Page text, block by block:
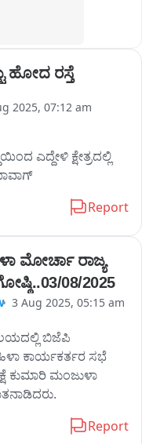
ಹೋದ ರಸ್ತೆ
2025, 07:12 am
ಎದ್ದೇಳಿ ಕ್ಷೇತ್ರದಲ್ಲಿ
Report
ಮೋರ್ಚಾ ರಾಜ್ಯ
08/2025
3 Aug 2025, 05:15 am
ಬಿಜೆಪಿ
ಕಾರ್ಯಕರ್ತರ ಸಭೆ
ಕುಮಾರಿ ಮಂಜುಳಾ
Report